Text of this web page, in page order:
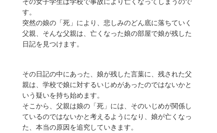
す。
突然の娘の「死」により、悲しみのどん底に落ちていく
父親、そんな父親は、亡くなった娘の部屋で娘が残した
日記を見つけます。
その日記の中にあった、娘が残した言葉に、残された父
親は、学校で娘に対するいじめがあったのではないかと
いう疑いを持ち始めます。
そこから、父親は娘の「死」には、そのいじめが関係し
ているのではないかと考えるようになり、娘が亡くなっ
た、本当の原因を追究していきます。